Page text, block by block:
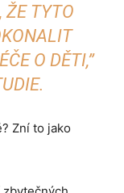
ŽE TYTO
O DĚTI,”
Zní to jako